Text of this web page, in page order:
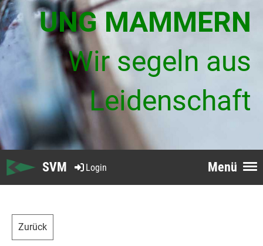
UNG MAMMERN
Wir segeln aus
Leidenschaft
Menü
Login
SVM
Zurück